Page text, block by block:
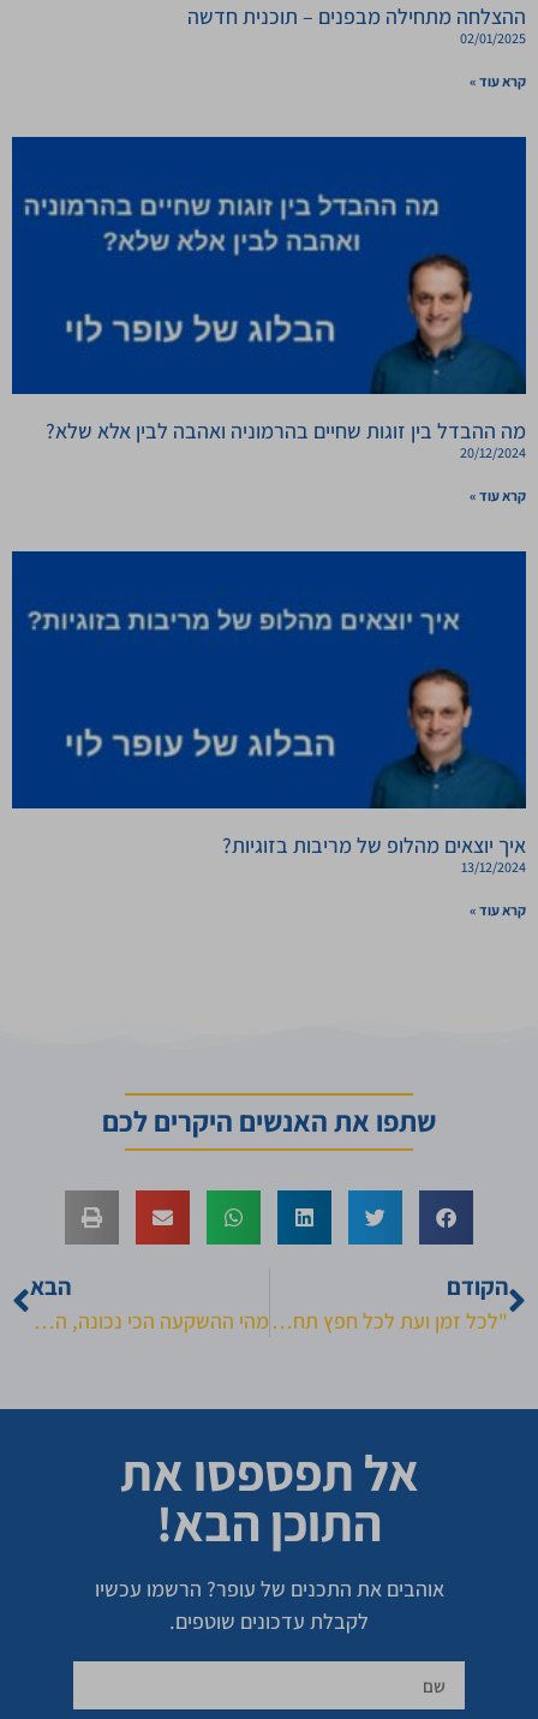
ההצלחה מתחילה מבפנים – תוכנית חדשה
02/01/2025
קרא עוד »
מה ההבדל בין זוגות שחיים בהרמוניה ואהבה לבין אלא שלא?
20/12/2024
קרא עוד »
איך יוצאים מהלופ של מריבות בזוגיות?
13/12/2024
קרא עוד »
שתפו את האנשים היקרים לכם
הקודם
"לכל זמן ועת לכל חפץ תחת השמיים"(קהלת) – על הקצב הנכון של החיים
הבא
מהי ההשקעה הכי נכונה, הכי רווחית, והכי משמחת שאדם יכול לעשות למען עצמו?
אל תפספסו את
התוכן הבא!
אוהבים את התכנים של עופר? הרשמו עכשיו
לקבלת עדכונים שוטפים.